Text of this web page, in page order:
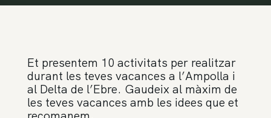
Et presentem 10 activitats per realitzar
durant les teves vacances a l’Ampolla i
al Delta de l’Ebre. Gaudeix al màxim de
les teves vacances amb les idees que et